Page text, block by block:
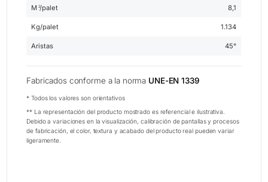
M 2/palet 8,1
Kg/palet 1.134
Aristas 45°
Fabricados conforme a la norma UNE-EN 1339
* Todos los valores son orientativos
** La representación del producto mostrado es referencial e ilustrativa.
Debido a variaciones en la visualización, calibración de pantallas y procesos
de fabricación, el color, textura y acabado del producto real pueden variar
ligeramente.